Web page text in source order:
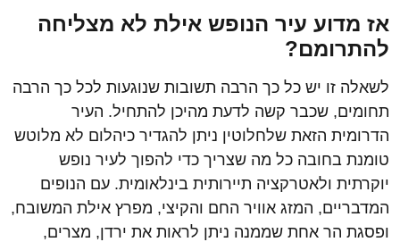
אז מדוע עיר הנופש אילת לא מצליחה
להתרומם?
לשאלה זו יש כל כך הרבה תשובות שנוגעות לכל כך הרבה
תחומים, שכבר קשה לדעת מהיכן להתחיל. העיר
הדרומית הזאת שלחלוטין ניתן להגדיר כיהלום לא מלוטש
טומנת בחובה כל מה שצריך כדי להפוך לעיר נופש
יוקרתית ולאטרקציה תיירותית בינלאומית. עם הנופים
המדבריים, המזג אוויר החם והקיצי, מפרץ אילת המשובח,
ופסגת הר אחת שממנה ניתן לראות את ירדן, מצרים,